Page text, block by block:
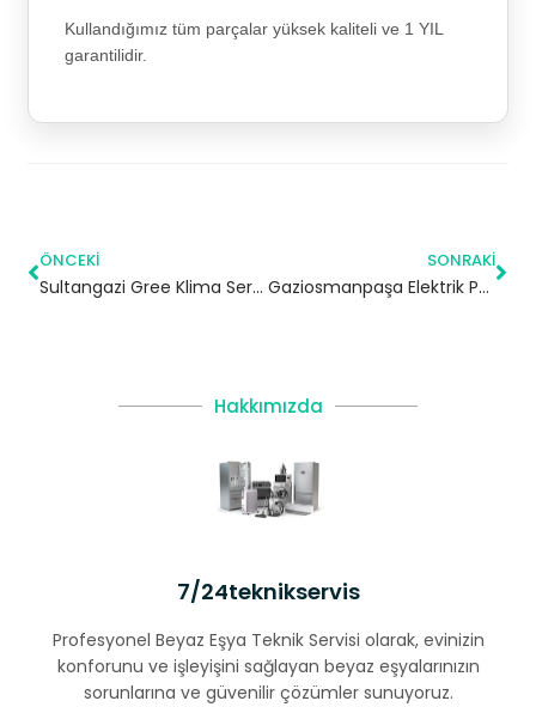
Kullandığımız tüm parçalar yüksek kaliteli ve 1 YIL
garantilidir.
ÖNCEKI
Sultangazi Gree Klima Servisi – 7/24 Klima Tamiri – Klima Bakımı
SONRAKI
Gaziosmanpaşa Elektrik Pano Montajı | İstanbul
Hakkımızda
7/24teknikservis
Profesyonel Beyaz Eşya Teknik Servisi olarak, evinizin
konforunu ve işleyişini sağlayan beyaz eşyalarınızın
sorunlarına ve güvenilir çözümler sunuyoruz.